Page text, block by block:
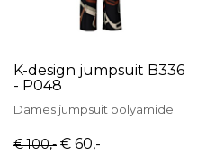
K-design jumpsuit B336
- P048
Dames jumpsuit polyamide
€ 100,- € 60,-